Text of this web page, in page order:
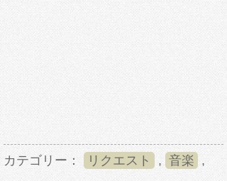
カテゴリー： リクエスト , 音楽 ,